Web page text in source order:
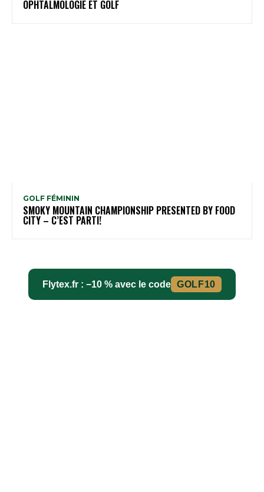
OPHTALMOLOGIE ET GOLF
GOLF FÉMININ
SMOKY MOUNTAIN CHAMPIONSHIP PRESENTED BY FOOD
CITY – C’EST PARTI!
Flytex.fr : −10 % avec le code GOLF10